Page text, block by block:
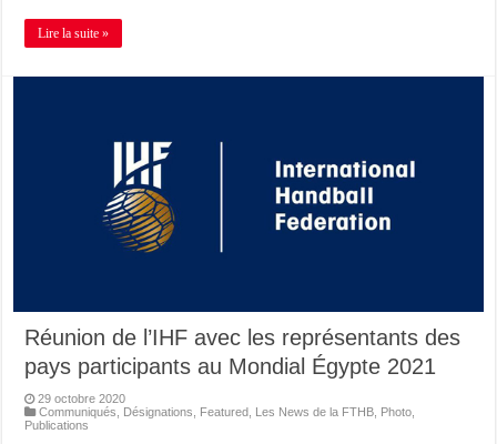
Lire la suite »
Réunion de l’IHF avec les représentants des
pays participants au Mondial Égypte 2021
29 octobre 2020
Communiqués
Désignations Featured Les News de la FTHB Photo
Publications